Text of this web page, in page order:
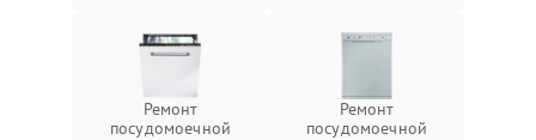
Ремонт
посудомоечной
Ремонт
посудомоечной